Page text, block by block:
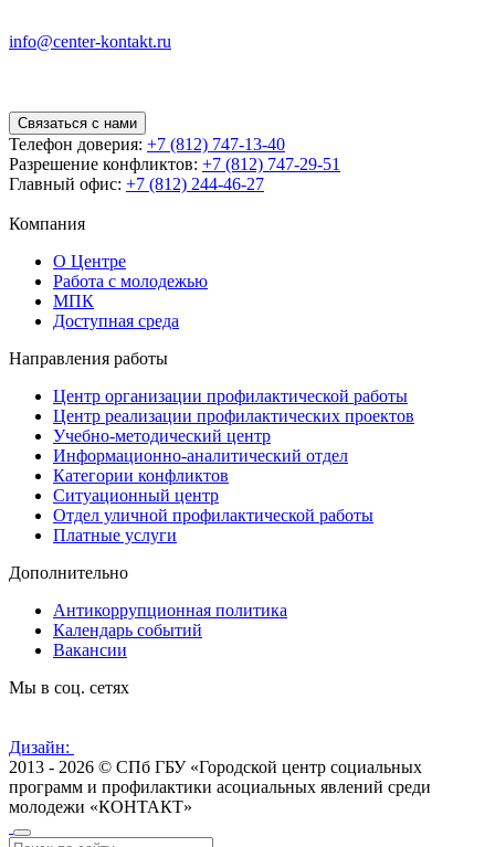
info@center-kontakt.ru
Связаться с нами
Телефон доверия: +7 (812) 747-13-40
Разрешение конфликтов: +7 (812) 747-29-51
Главный офис: +7 (812) 244-46-27
Компания
О Центре
Работа с молодежью
МПК
Доступная среда
Направления работы
Центр организации профилактической работы
Центр реализации профилактических проектов
Учебно-методический центр
Информационно-аналитический отдел
Категории конфликтов
Ситуационный центр
Отдел уличной профилактической работы
Платные услуги
Дополнительно
Антикоррупционная политика
Календарь событий
Вакансии
Мы в соц. сетях
Дизайн:
2013 - 2026 © СПб ГБУ «Городской центр социальных
программ и профилактики асоциальных явлений среди
молодежи «КОНТАКТ»